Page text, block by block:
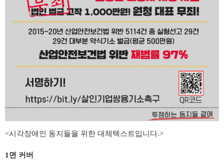
<시각장애인 동지들을 위한 대체텍스트입니다.>
1면 커버